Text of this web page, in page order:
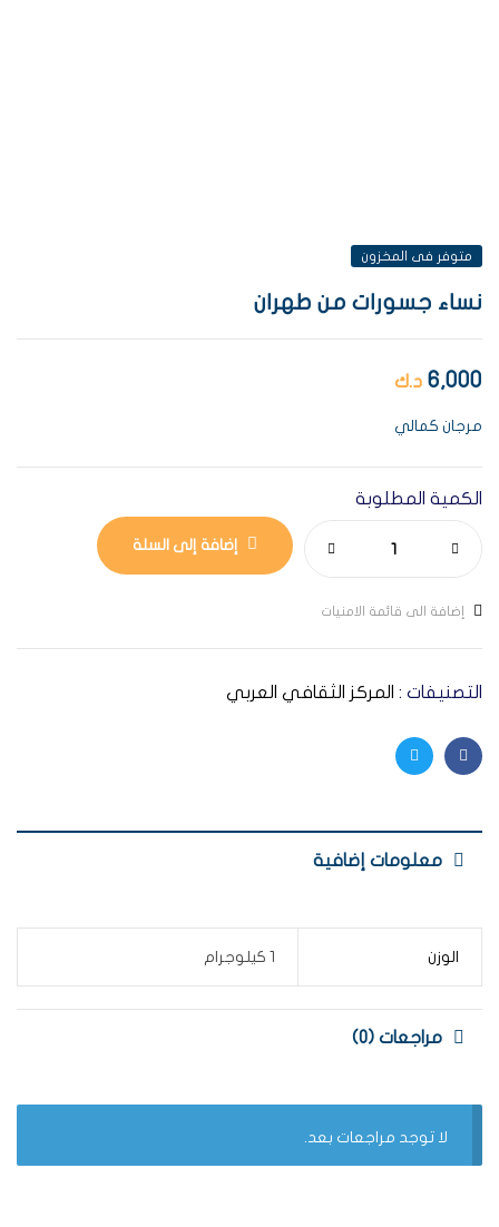
متوفر فى المخزون
نساء جسورات من طهران
6,000 د.ك
مرجان كمالي
الكمية المطلوبة
إضافة إلى السلة
إضافة الى قائمة الامنيات
التصنيفات : المركز الثقافي العربي
Facebook
Twitter
معلومات إضافية
الوزن 1 كيلوجرام
مراجعات (0)
لا توجد مراجعات بعد.